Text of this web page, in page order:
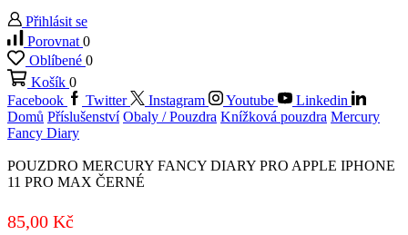
Přihlásit se
Porovnat 0
Oblíbené 0
Košík 0
Facebook
Twitter Instagram Youtube
Linkedin
Domů Příslušenství Obaly / Pouzdra Knížková pouzdra Mercury
Fancy Diary
POUZDRO MERCURY FANCY DIARY PRO APPLE IPHONE
11 PRO MAX ČERNÉ
85,00 Kč